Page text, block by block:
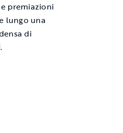
premiazioni
lungo una
di